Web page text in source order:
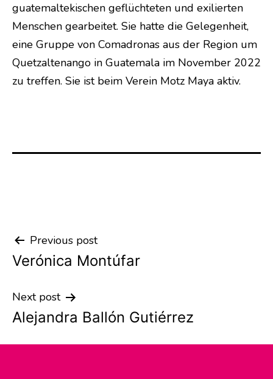
guatemaltekischen geflüchteten und exilierten
Menschen gearbeitet. Sie hatte die Gelegenheit,
eine Gruppe von Comadronas aus der Region um
Quetzaltenango in Guatemala im November 2022
zu treffen. Sie ist beim Verein Motz Maya aktiv.
Post
navigation
Previous post
Verónica Montúfar
Next post
Alejandra Ballón Gutiérrez